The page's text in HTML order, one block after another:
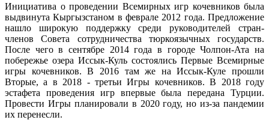
Инициатива о проведении Всемирных игр кочевников была
выдвинута Кыргызстаном в феврале 2012 года. Предложение
нашло широкую поддержку среди руководителей стран-
членов Совета сотрудничества тюркоязычных государств.
После чего в сентябре 2014 года в городе Чолпон-Ата на
побережье озера Иссык-Куль состоялись Первые Всемирные
игры кочевников. В 2016 там же на Иссык-Куле прошли
Вторые, а в 2018 - третьи Игры кочевников. В 2018 году
эстафета проведения игр впервые была передана Турции.
Провести Игры планировали в 2020 году, но из-за пандемии
их перенесли.